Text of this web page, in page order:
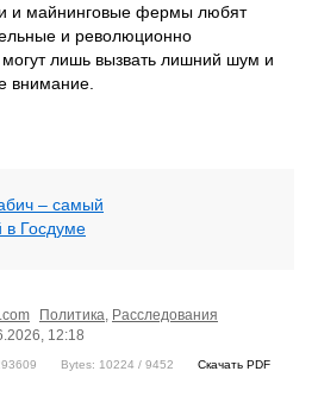
и майнинговые фермы любят
и революционно
лишь вызвать лишний шум и
внимание.
– самый
Госдуме
Политика, Расследования
12:18
Bytes: 10224 / 9452 Скачать PDF